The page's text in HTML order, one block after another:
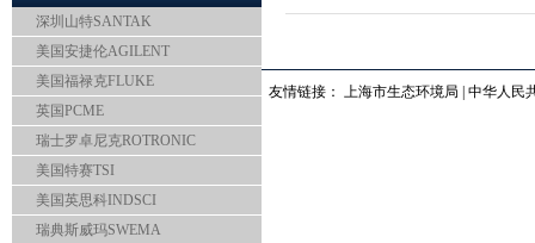
深圳山特SANTAK
美国安捷伦AGILENT
美国福禄克FLUKE
英国PCME
瑞士罗卓尼克ROTRONIC
美国特赛TSI
美国英思科INDSCI
瑞典斯威玛SWEMA
友情链接： 上海市生态环境局 中华人民